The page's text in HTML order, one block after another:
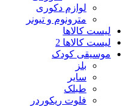
لوازم دکوری
مترونوم و تیونر
لیست کالاها
لیست کالاها 2
موسیقی کودک
بلز
سایر
طبلک
فلوت ریکوردر